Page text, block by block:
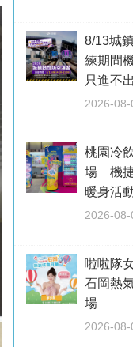
8/13城
練期間
只進不
2026-
桃園冷
場 機捷
暖身活
2026-
啦啦隊
石岡熱
場
2026-